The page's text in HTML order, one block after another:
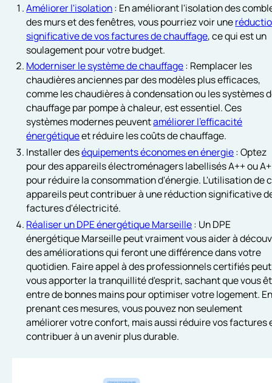
Améliorer l'isolation: En améliorant l'isolation des
des murs et des fenêtres, vous pourriez voir une
significative de vos factures de chauffage, ce qui est un
soulagement pour votre budget.
Moderniser le système de chauffage: Remplacer les
chaudières anciennes par des modèles plus efficaces,
comme les chaudières à condensation ou les systèmes
chauffage par pompe à chaleur, est essentiel. Ces
systèmes modernes peuventaméliorer l'efficacité
énergétiqueet réduire les coûts de chauffage.
Installer deséquipements économes en énergie: Optez
pour des appareils électroménagers labellisés A++ ou
pour réduire la consommation d'énergie. L'utilisation de
appareils peut contribuer à une réduction significative
factures d'électricité.
Réaliser un DPE énergétique Marseille: Un DPE
énergétique Marseille peut vraiment vous aider à
des améliorations qui feront une différence dans votre
quotidien. Faire appel à des professionnels certifiés peut
vous apporter la tranquillité d'esprit, sachant que vous
entre de bonnes mains pour optimiser votre logement.
prenant ces mesures, vous pouvez non seulement
améliorer votre confort, mais aussi réduire vos factures
contribuer à un avenir plus durable.